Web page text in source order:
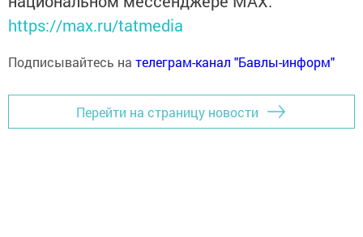
https://max.ru/tatmedia
Подписывайтесь на телеграм-канал "Бавлы-информ"
Перейти на страницу новости